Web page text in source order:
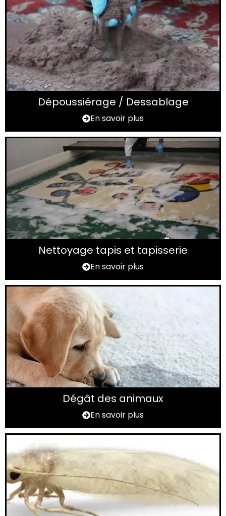
Dépoussiérage / Dessablage
En savoir plus
Nettoyage tapis et tapisserie
En savoir plus
Dégât des animaux
En savoir plus